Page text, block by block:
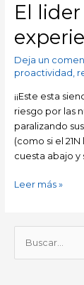
El
Deja un
proactividad
¡¡Este esta
riesgo por las
paralizando
(como si el
cuesta abajo y
El
lider
interior
la
experiencia
del
conflicto.
Leer más »